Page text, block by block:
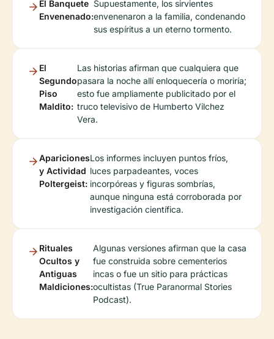
El Banquete
Envenenado:
Supuestamente, los sirvientes
envenenaron a la familia, condenando
sus espíritus a un eterno tormento.
El
Segundo
Piso
Maldito:
Las historias afirman que cualquiera que
pasara la noche allí enloquecería o moriría;
esto fue ampliamente publicitado por el
truco televisivo de Humberto Vilchez
Vera.
Apariciones
y Actividad
Poltergeist:
Los informes incluyen puntos fríos,
luces parpadeantes, voces
incorpóreas y figuras sombrías,
aunque ninguna está corroborada por
investigación científica.
Rituales
Ocultos y
Antiguas
Maldiciones:
Algunas versiones afirman que la casa
fue construida sobre cementerios
incas o fue un sitio para prácticas
ocultistas (True Paranormal Stories
Podcast).